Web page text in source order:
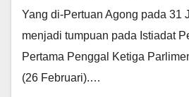
Yang di-Pertuan Agong pada 31
menjadi tumpuan pada Istiadat
Pertama Penggal Ketiga
(26 Februari).…